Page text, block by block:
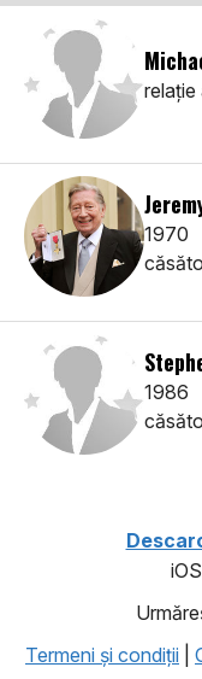
relaţie
1970
1986
Termeni şi condiţii